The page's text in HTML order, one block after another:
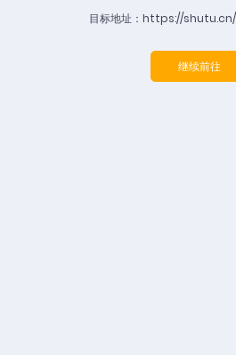
目标地址：https://
继续前往